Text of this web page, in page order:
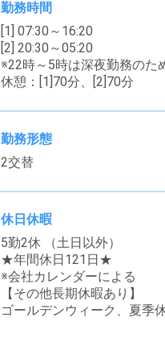
勤務時間
[1] 07:30～16:20
[2] 20:30～05:20
※22時～5時は深夜勤務のた
休憩：[1]70分、[2]70分
勤務形態
2交替
休日休暇
5勤2休 （土日以外）
★年間休日121日★
※会社カレンダーによる
【その他長期休暇あり】
ゴールデンウィーク、夏季